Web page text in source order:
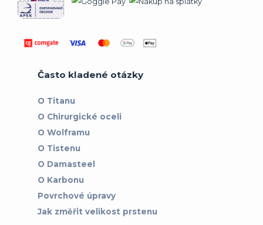
Často kladené otázky
O Titanu
O Chirurgické oceli
O Wolframu
O Tistenu
O Damasteel
O Karbonu
Povrchové úpravy
Jak změřit velikost prstenu